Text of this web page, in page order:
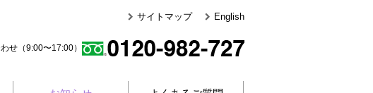
サイトマップ English
せ（9:00〜17:00）